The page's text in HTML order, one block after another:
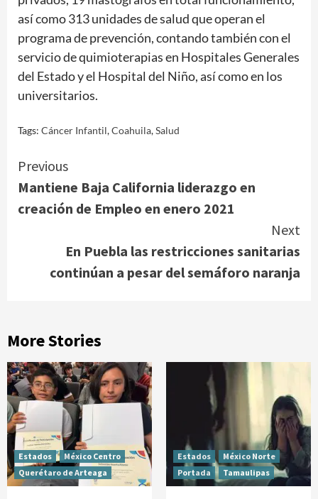
así como 313 unidades de salud que operan el
programa de prevención, contando también con el
servicio de quimioterapias en Hospitales Generales
del Estado y el Hospital del Niño, así como en los
universitarios.
Tags: Cáncer Infantil,Coahuila,Salud
Continue
Reading
Previous
Mantiene Baja California liderazgo en
creación de Empleo en enero 2021
Next
En Puebla las restricciones sanitarias
continúan a pesar del semáforo naranja
More Stories
Estados
México Centro
Querétaro de Arteaga
Estados
México Norte
Portada
Tamaulipas